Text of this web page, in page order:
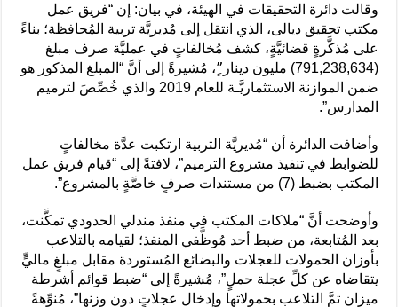
وقالت دائرة التحقيقات في الهيئة، في بيان: إن “فريق عمل
مكتب تحقيق ديالى، الذي انتقل إلى مُديريَّة تربية المُحافظة؛ بناءً
على مُذكَّرةٍ قضائيَّةٍ، كشف مُخالفاتٍ في عمليَّة صرف مبلغ
(791,238,634) مليون دينار”ٍ، مُشيرةً إلى أنَّ “المبلغ المذكور هو
ضمن الموازنة الاستثماريَّـة للعام 2019 والذي خُصِّصَ لترميم
المدارس”.
وأضافت الدائرة أن “مُديريَّة التربية ارتكبت عدَّة مخالفاتٍ
للضوابط في تنفيذ مشروع الترميم”، لافتةً إلى “قيام فريق عمل
المكتب بضبط (7) من مستندات صرفٍ خاصَّةٍ بالمشروع”.
وأوضحت أنَّ “ملاكات المكتب في منفذ مندلي الحدودي تمكَّنت،
بعد المُتابعة، من ضبط أحد مُوظَّفي المنفذ؛ لقيامه بالتلاعب
بأوزان الحمولات للعجلات والبضائع المُستوردة مقابل مبلغٍ ماليٍّ
يتقاضاه عن كلِّ عجلة حملٍ”، مُشيرةً إلى “ضبط قوائم أشرطة
ميزانٍ تمَّ التلاعب بحمولاتها وإدخال عجلاتٍ دون وزنها”، مُنوِّهةً